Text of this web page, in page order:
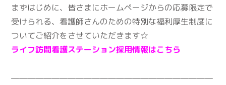
まずはじめに、皆さまにホームページからの応募限定で
受けられる、看護師さんのための特別な福利厚生制度に
ついてご紹介をさせていただきます☆
ライフ訪問看護ステーション採用情報はこちら
―――――――――――――――――――――――――